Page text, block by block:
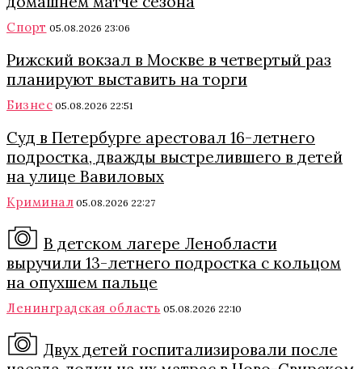
Спорт 05.08.2026 23:06
Рижский вокзал в Москве в четвертый раз
планируют выставить на торги
Бизнес 05.08.2026 22:51
Суд в Петербурге арестовал 16-летнего
подростка, дважды выстрелившего в детей
на улице Вавиловых
Криминал 05.08.2026 22:27
В детском лагере Ленобласти
выручили 13-летнего подростка с кольцом
на опухшем пальце
Ленинградская область 05.08.2026 22:10
Двух детей госпитализировали после